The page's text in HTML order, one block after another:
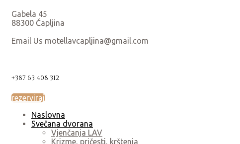
Gabela 45
88300 Čapljina
Email Us motellavcapljina@gmail.com
+387 63 408 312
rezerviraj
Naslovna
Svečana dvorana
Vjenčanja LAV
Krizme, pričesti, krštenja